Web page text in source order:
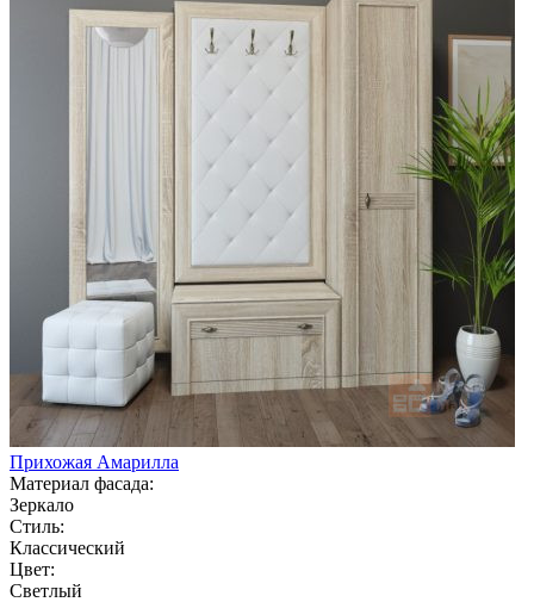
Прихожая Амарилла
Материал фасада:
Зеркало
Стиль:
Классический
Цвет:
Светлый